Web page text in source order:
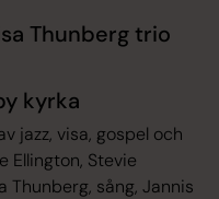
Thunberg trio
kyrka
jazz, visa, gospel och
Ellington, Stevie
Thunberg, sång, Jannis